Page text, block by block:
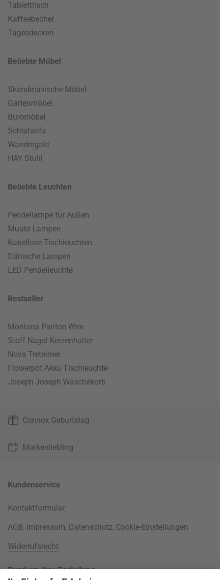
Tabletttisch
Kaffeebecher
Tagesdecken
Beliebte Möbel
Skandinavische Möbel
Gartenmöbel
Büromöbel
Schlafsofa
Wandregale
HAY Stuhl
Beliebte Leuchten
Pendellampe für Außen
Muuto Lampen
Kabellose Tischleuchten
Dänische Lampen
LED Pendelleuchte
Bestseller
Montana Panton Wire
Stoff Nagel Kerzenhalter
Nova Treteimer
Flowerpot Akku Tischleuchte
Joseph Joseph Wäschekorb
Connox Geburtstag
Markenliebling
Kundenservice
Kontaktformular
AGB, Impressum, Datenschutz, Cookie-Einstellungen
Widerrufsrecht
Rund um Ihre Bestellung